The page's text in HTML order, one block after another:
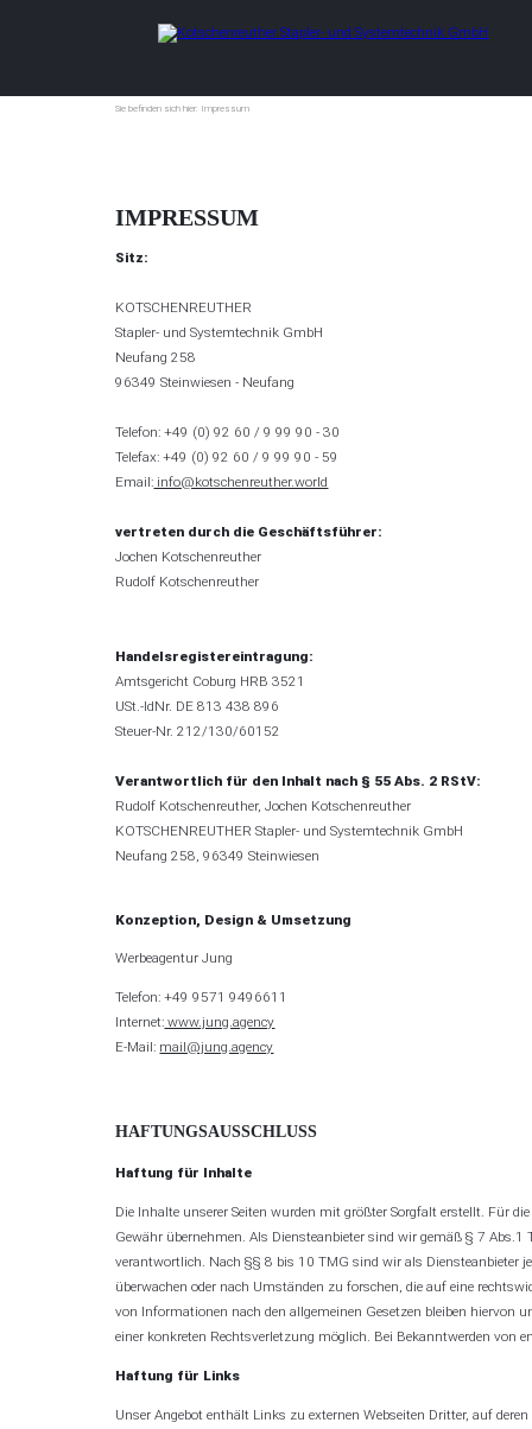
Sie befinden sich hier: Impressum
Sie befinden sich hier: Impressum
IMPRESSUM
Sitz:
KOTSCHENREUTHER
Stapler- und Systemtechnik GmbH
Neufang 258
96349 Steinwiesen - Neufang
Telefon: +49 (0) 92 60 / 9 99 90 - 30
Telefax: +49 (0) 92 60 / 9 99 90 - 59
Email: info@kotschenreuther.world
vertreten durch die Geschäftsführer:
Jochen Kotschenreuther
Rudolf Kotschenreuther
Handelsregistereintragung:
Amtsgericht Coburg HRB 3521
USt.-IdNr. DE 813 438 896
Steuer-Nr. 212/130/60152
Verantwortlich für den Inhalt nach § 55 Abs. 2 RStV:
Rudolf Kotschenreuther, Jochen Kotschenreuther
KOTSCHENREUTHER Stapler- und Systemtechnik GmbH
Neufang 258, 96349 Steinwiesen
Konzeption, Design & Umsetzung
Werbeagentur Jung
Telefon: +49 9571 9496611
Internet: www.jung.agency
E-Mail: mail@jung.agency
HAFTUNGSAUSSCHLUSS
Haftung für Inhalte
Die Inhalte unserer Seiten wurden mit größter Sorgfalt erstellt. Für
Gewähr übernehmen. Als Diensteanbieter sind wir gemäß § 7
verantwortlich. Nach §§ 8 bis 10 TMG sind wir als Diensteanbieter
überwachen oder nach Umständen zu forschen, die auf eine
von Informationen nach den allgemeinen Gesetzen bleiben hiervon
einer konkreten Rechtsverletzung möglich. Bei Bekanntwerden von
Haftung für Links
Unser Angebot enthält Links zu externen Webseiten Dritter, auf